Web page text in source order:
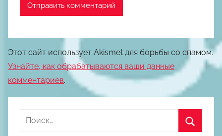
Этот сайт использует Akismet для борьбы со спамом.
Узнайте, как обрабатываются ваши данные
комментариев.
Найти: